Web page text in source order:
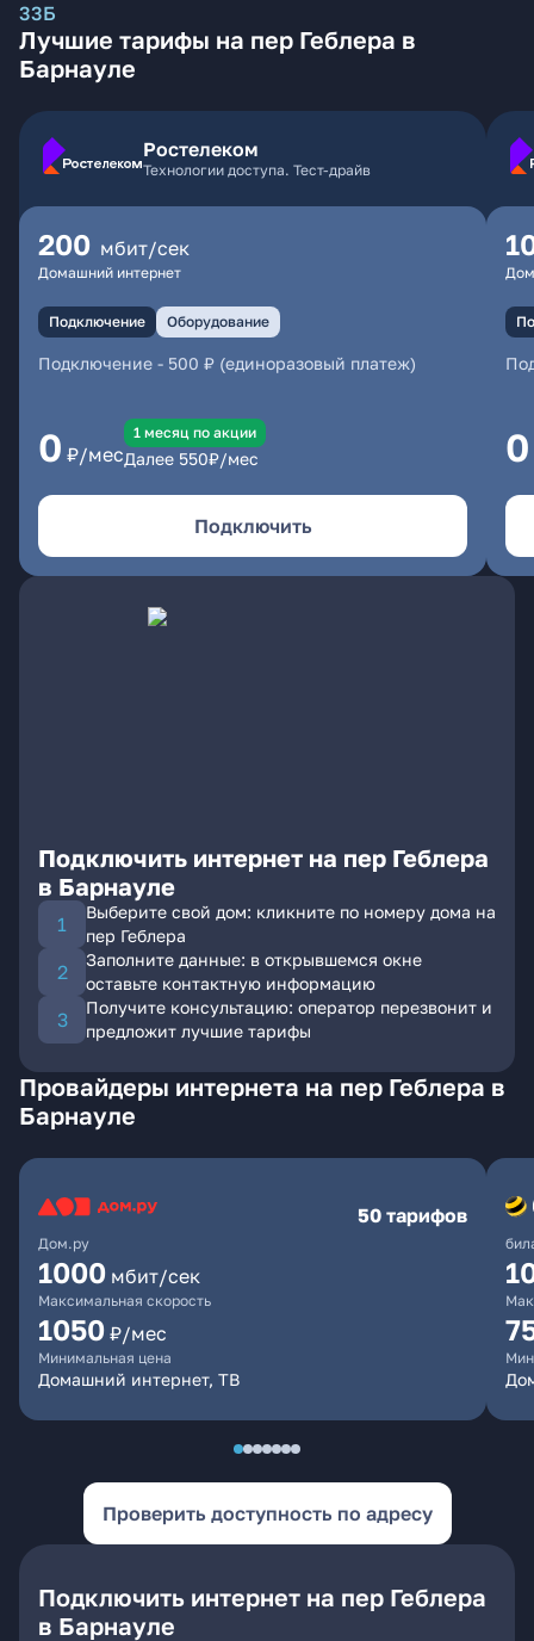
33Б
Лучшие тарифы на пер Геблера в
Барнауле
Ростелеком
Технологии доступа. Тест-драйв
200 мбит/сек
Домашний интернет
Подключение Оборудование
Подключение - 500 ₽ (единоразовый платеж)
0 ₽/мес
1 месяц по акции
Далее 550₽/мес
Подключить
0
Подключить интернет на пер Геблера
в Барнауле
Выберите свой дом: кликните по номеру дома на
пер Геблера
Заполните данные: в открывшемся окне
оставьте контактную информацию
Получите консультацию: оператор перезвонит и
предложит лучшие тарифы
Провайдеры интернета на пер Геблера в
Барнауле
Дом.ру
50 тарифов
1000 мбит/сек
Максимальная скорость
1050 ₽/мес
Минимальная цена
Домашний интернет, ТВ
Проверить доступность по адресу
Подключить интернет на пер Геблера
в Барнауле